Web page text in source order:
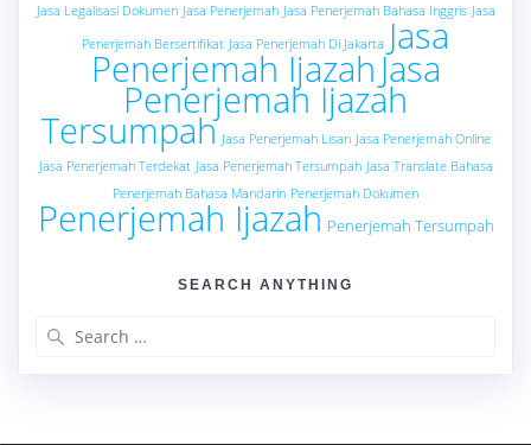
Jasa Legalisasi Dokumen Jasa Penerjemah Jasa Penerjemah Bahasa Inggris Jasa
Penerjemah Bersertifikat Jasa Penerjemah Di Jakarta Jasa
Penerjemah Ijazah Jasa
Penerjemah Ijazah
Tersumpah Jasa Penerjemah Lisan Jasa Penerjemah Online
Jasa Penerjemah Terdekat Jasa Penerjemah Tersumpah Jasa Translate Bahasa
Penerjemah Bahasa Mandarin Penerjemah Dokumen
Penerjemah Ijazah Penerjemah Tersumpah
SEARCH ANYTHING